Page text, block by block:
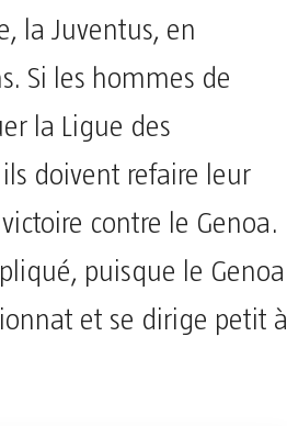
la Juventus, en
Si les hommes de
la Ligue des
doivent refaire leur
contre le Genoa.
puisque le Genoa
et se dirige petit à